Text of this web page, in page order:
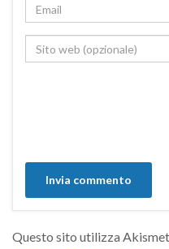
Questo sito utilizza